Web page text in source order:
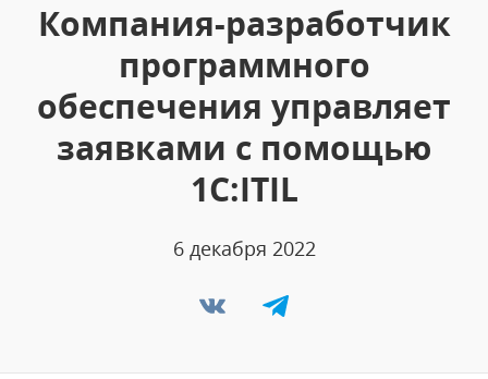
Компания-разработчик
программного
обеспечения управляет
заявками с помощью
1С:ITIL
6 декабря 2022